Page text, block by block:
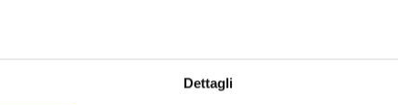
Dettagli
La Newsletter del Festival